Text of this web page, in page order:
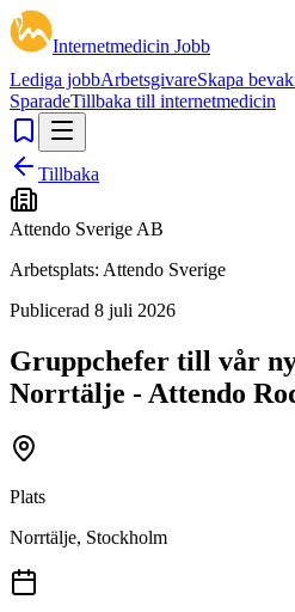
Internetmedicin Jobb
Lediga jobbArbetsgivareSkapa
SparadeTillbaka till internetmedicin
Tillbaka
Attendo Sverige AB
Arbetsplats: Attendo Sverige
Publicerad 8 juli 2026
Gruppchefer till vår
Norrtälje - Attendo
Plats
Norrtälje, Stockholm